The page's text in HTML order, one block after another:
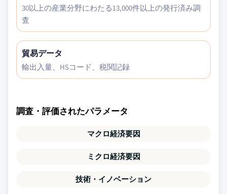
30以上の産業分野にわたる13,000件以上の発行済み調
査
貿易データ
輸出入量、HSコード、税関記録
調査・評価されたパラメータ
マクロ経済要因
ミクロ経済要因
技術・イノベーション